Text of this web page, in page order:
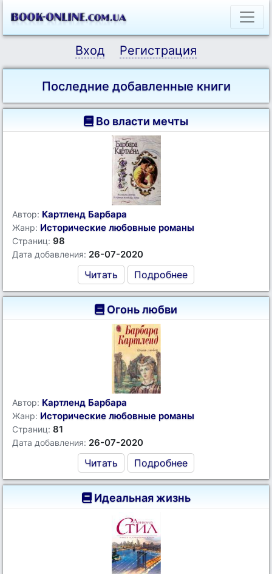
Вход Регистрация
Последние добавленные книги
Во власти мечты
Автор: Картленд Барбара
Жанр: Исторические любовные романы
Страниц: 98
Дата добавления: 26-07-2020
Читать Подробнее
Огонь любви
Автор: Картленд Барбара
Жанр: Исторические любовные романы
Страниц: 81
Дата добавления: 26-07-2020
Читать Подробнее
Идеальная жизнь